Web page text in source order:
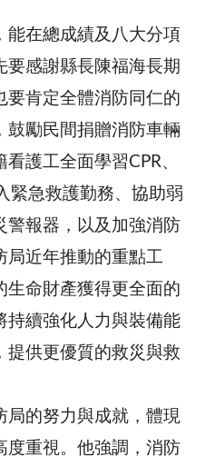
能在總成績及八大分項
要感謝縣長陳福海長期
要肯定全體消防同仁的
鼓勵民間捐贈消防車輛
護工全面學習CPR、
緊急救護勤務、協助弱
警報器，以及加強消防
近年推動的重點工
生命財產獲得更全面的
持續強化人力與裝備能
提供更優質的救災與救
局的努力與成就，體現
度重視。他強調，消防